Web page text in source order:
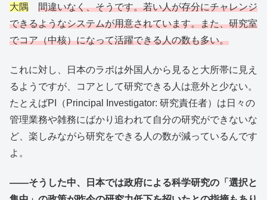
大隅
間違いなく、そうです。若い人が存分にチャレンジ
できるようなシステムが用意されています。また、研究室
でコア（中核）になって活躍できる人の数も多い。
これに対し、日本のラボは外国人から見ると大所帯に見え
るようですが、コアとして研究できる人は意外と少ない。
たとえばPI（Principal Investigator: 研究責任者）は日々の
管理業務や雑務にばかり追われて自分の研究ができないな
ど、楽しみながら研究をできる人の数が減っているんです
よ。
――そうした中、日本では政府による科学研究の「選択と